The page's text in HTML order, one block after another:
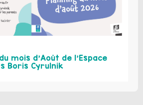
mois d’Août de l’Espace
Boris Cyrulnik